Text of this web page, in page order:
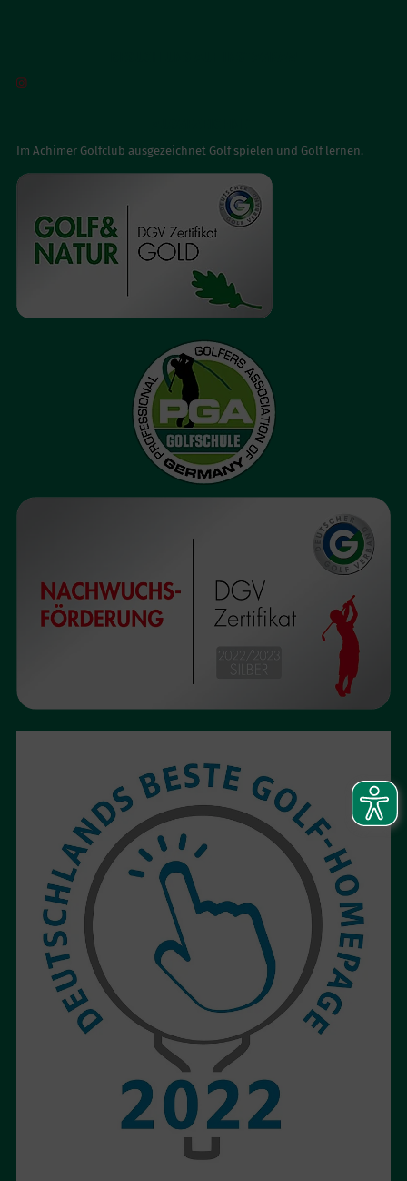

Im Achimer Golfclub ausgezeichnet Golf spielen und Golf lernen.